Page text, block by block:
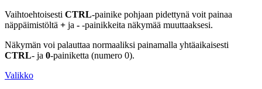
Vaihtoehtoisesti CTRL-painike pohjaan pidettynä voit painaa
näppäimistöltä + ja - -painikkeita näkymää muuttaaksesi.
Näkymän voi palauttaa normaaliksi painamalla yhtäaikaisesti
CTRL- ja 0-painiketta (numero 0).
Valikko